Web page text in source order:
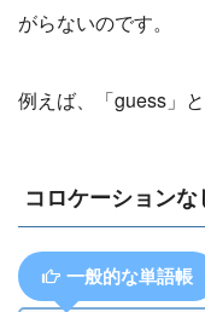
がらないのです。
例えば、「guess」
コロケーション
一般的な単語帳